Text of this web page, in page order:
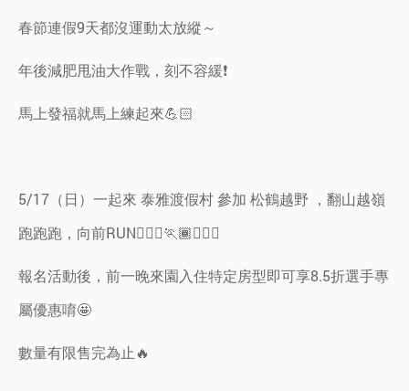
春節連假9天都沒運動太放縱～
年後減肥甩油大作戰，刻不容緩❗️
馬上發福就馬上練起來💪🏻
5/17（日）一起來 泰雅渡假村 參加 松鶴越野 ，翻山越嶺
跑跑跑，向前RUN🏃🏻‍♀️🏃🏾🏃🏼‍♂️
報名活動後，前一晚來園入住特定房型即可享8.5折選手專
屬優惠唷🤩
數量有限售完為止🔥